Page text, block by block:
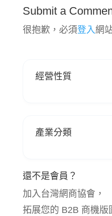
Submit a
很抱歉，必須登入網
經營性質
產業分類
還不是會員？
加入台灣網商協會，
拓展您的 B2B 商機版